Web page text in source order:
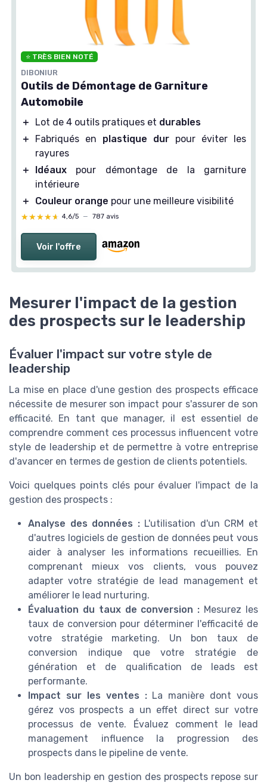
⭐ TRÈS BIEN NOTÉ
DIBONIUR
Outils de Démontage de Garniture
Automobile
＋ Lot de 4 outils pratiques et durables
＋
Fabriqués en plastique dur pour éviter les
rayures
＋
Idéaux pour démontage de la garniture
intérieure
＋
Couleur orange pour une meilleure visibilité
★★★★★
★★★★★ 4,6/5 — 787 avis
Voir l'offre
Mesurer l'impact de la gestion
des prospects sur le leadership
Évaluer l'impact sur votre style de
leadership
La mise en place d'une gestion des prospects efficace
nécessite de mesurer son impact pour s'assurer de son
efficacité. En tant que manager, il est essentiel de
comprendre comment ces processus influencent votre
style de leadership et de permettre à votre entreprise
d'avancer en termes de gestion de clients potentiels.
Voici quelques points clés pour évaluer l'impact de la
gestion des prospects :
Analyse des données : L'utilisation d'un CRM et
d'autres logiciels de gestion de données peut vous
aider à analyser les informations recueillies. En
comprenant mieux vos clients, vous pouvez
adapter votre stratégie de lead management et
améliorer le lead nurturing.
Évaluation du taux de conversion : Mesurez les
taux de conversion pour déterminer l'efficacité de
votre stratégie marketing. Un bon taux de
conversion indique que votre stratégie de
génération et de qualification de leads est
performante.
Impact sur les ventes : La manière dont vous
gérez vos prospects a un effet direct sur votre
processus de vente. Évaluez comment le lead
management influence la progression des
prospects dans le pipeline de vente.
Un bon leadership en gestion des prospects repose sur